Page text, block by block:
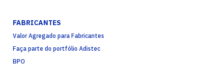
FABRICANTES
Valor Agregado para Fabricantes
Faça parte do portfólio Adistec
BPO